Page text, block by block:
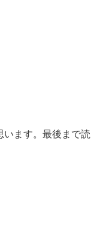
います。最後まで読